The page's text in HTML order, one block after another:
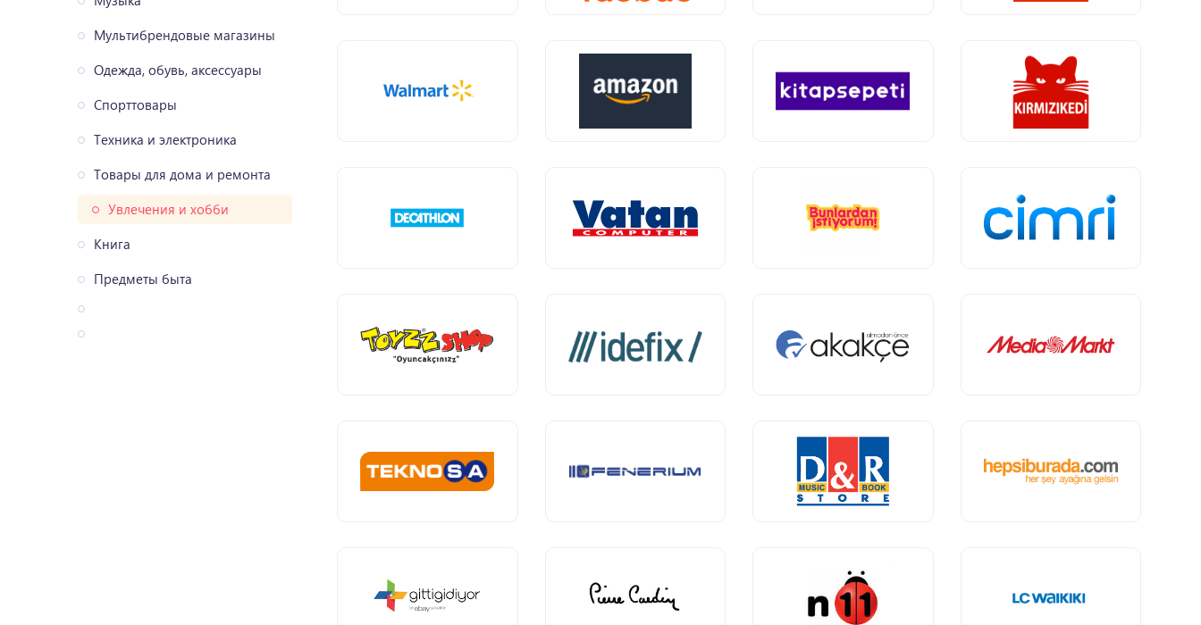
Мультибрендовые магазины
Одежда, обувь, аксессуары
Спорттовары
Техника и электроника
Товары для дома и ремонта
Увлечения и хобби
Книга
Предметы быта